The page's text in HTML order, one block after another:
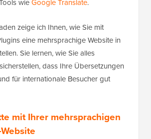
wieGoogle Translate.
zeige ich Ihnen, wie Sie mit
eine mehrsprachige Website in
Sie lernen, wie Sie alles
dass Ihre Übersetzungen
für internationale Besucher gut
mit Ihrer mehrsprachigen